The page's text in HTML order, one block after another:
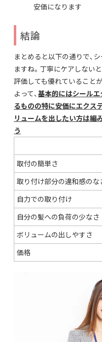
安価になります
結論
まとめると以下の通りで、
ますね。丁寧にケアしない
評価しても優れていること
よって、基本的にはシールエ
るものの特に安価にエクス
リュームを出したい方は編
う
取付の簡単さ
取り付け部分の違和感のな
自力での取り付け
自分の髪への負荷の少なさ
ボリュームの出しやすさ
価格